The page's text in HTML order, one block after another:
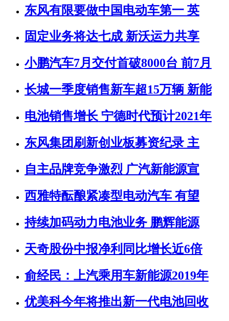
东风有限要做中国电动车第一 英
固定业务将达七成 新沃运力共享
小鹏汽车7月交付首破8000台 前7月
长城一季度销售新车超15万辆 新能
电池销售增长 宁德时代预计2021年
东风集团刷新创业板募资纪录 主
自主品牌竞争激烈 广汽新能源宣
西雅特酝酿紧凑型电动汽车 有望
持续加码动力电池业务 鹏辉能源
天奇股份中报净利同比增长近6倍
俞经民：上汽乘用车新能源2019年
优美科今年将推出新一代电池回收